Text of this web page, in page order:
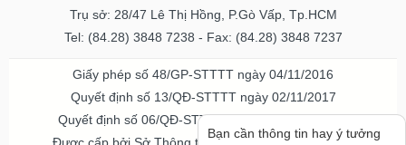
Trụ sở: 28/47 Lê Thị Hồng, P.Gò Vấp, Tp.HCM
Tel: (84.28) 3848 7238 - Fax: (84.28) 3848 7237
Giấy phép số 48/GP-STTTT ngày 04/11/2016
Quyết định số 13/QĐ-STTTT ngày 02/11/2017
Quyết định số 06/QĐ-STTTT-ICP ngày 20/07/2023
Bạn cần thông tin hay ý tưởng